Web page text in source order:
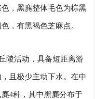
，黑麂整体毛色为棕黑
，有黑褐色芝麻点。
陵活动，具备短距离游
且极少主动下水。在中
4种，其中黑麂分布于